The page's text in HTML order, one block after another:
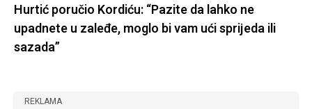
Hurtić poručio Kordiću: “Pazite da lahko ne
upadnete u zaleđe, moglo bi vam ući sprijeda ili
sazada”
REKLAMA